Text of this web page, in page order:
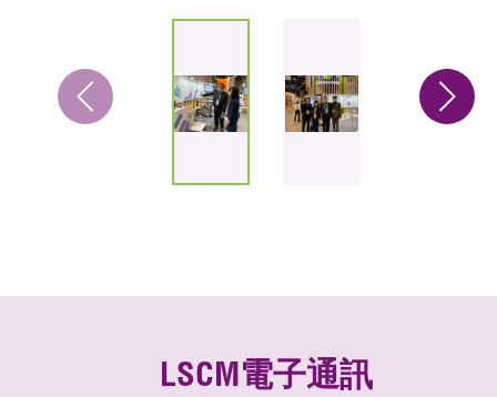
LSCM電子通訊